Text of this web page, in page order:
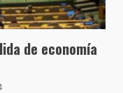
de economía